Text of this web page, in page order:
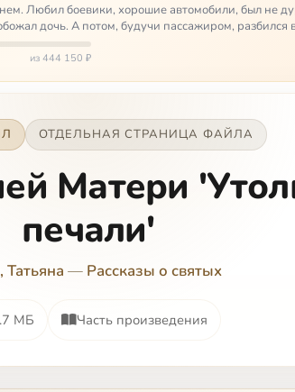
Любил боевики, хорошие автомобили, был не
дочь. А потом, будучи пассажиром, разбился
из 444 150 ₽
ОТДЕЛЬНАЯ СТРАНИЦА ФАЙЛА
Матери
печали'
— Рассказы о святых
МБ Часть произведения